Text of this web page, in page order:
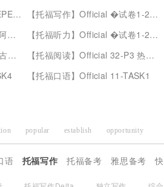
【托福写作】Official �试卷1-2019-8月新卷-INTEGRATED WRITING
【托福听力】Official �试卷1-2019-8月新卷-L1 考古证据
【托福阅读】Official 32-P3 热带的蜜蜂群分布
【托福口语】Official 11-TASK1
popular establish opportunity
语 托福写作 托福备考 雅思备考 快